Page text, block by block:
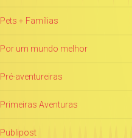
Pets + Famílias
Por um mundo melhor
Pré-aventureiras
Primeiras Aventuras
Publipost